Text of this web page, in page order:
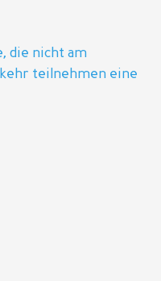
die nicht am
teilnehmen eine